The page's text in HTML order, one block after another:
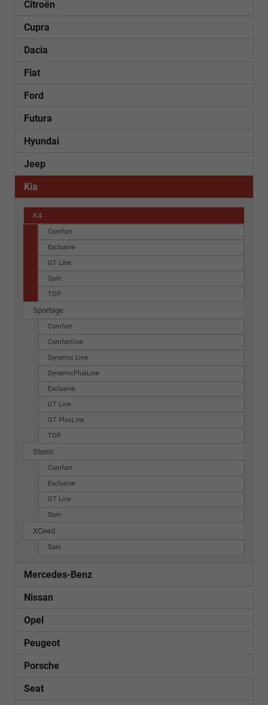
Citroën
Cupra
Dacia
Fiat
Ford
Futura
Hyundai
Jeep
Kia
K4
Comfort
Exclusive
GT Line
Spin
TOP
Sportage
Comfort
Comfortline
Dynamic Line
DynamicPlusLine
Exclusive
GT Line
GT PlusLine
TOP
Stonic
Comfort
Exclusive
GT Line
Spin
XCeed
Spin
Mercedes-Benz
Nissan
Opel
Peugeot
Porsche
Seat